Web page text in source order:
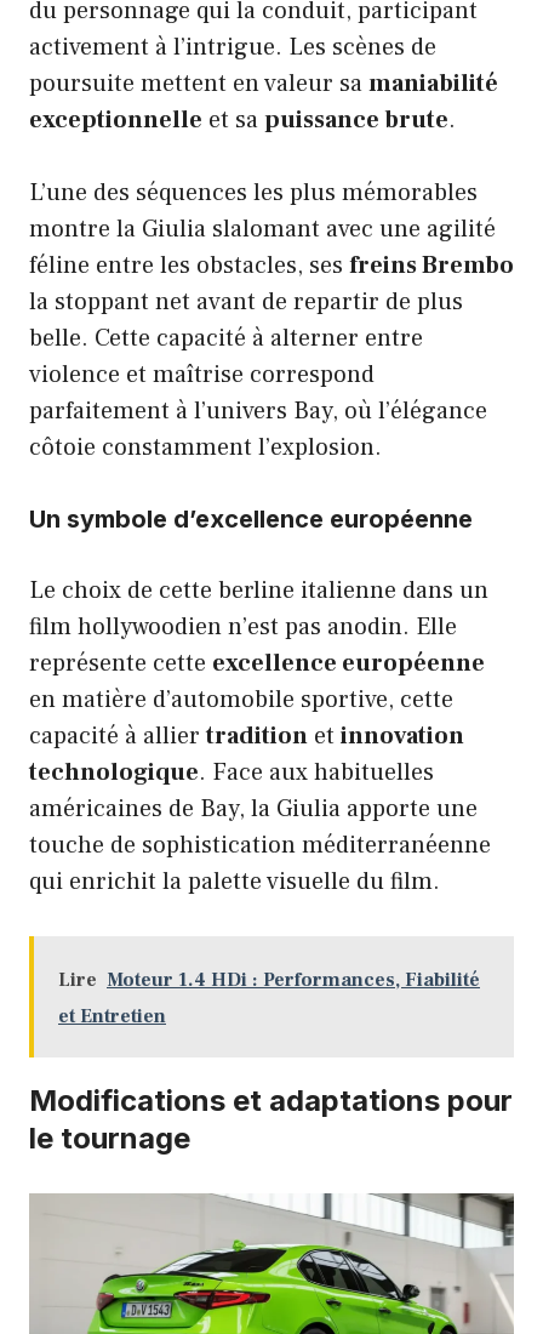
du personnage qui la conduit, participant
activement à l’intrigue. Les scènes de
poursuite mettent en valeur samaniabilité
exceptionnelle et sapuissance brute.
L’une des séquences les plus mémorables
montre la Giulia slalomant avec une agilité
féline entre les obstacles, ses freins Brembo
la stoppant net avant de repartir de plus
belle. Cette capacité à alterner entre
violence et maîtrise correspond
parfaitement à l’univers Bay, où l’élégance
côtoie constamment l’explosion.
Un symbole d’excellence européenne
Le choix de cette berline italienne dans un
film hollywoodien n’est pas anodin. Elle
représente cette excellence européenne
en matière d’automobile sportive, cette
capacité à alliertradition et innovation
technologique. Face aux habituelles
américaines de Bay, la Giulia apporte une
touche de sophistication méditerranéenne
qui enrichit la palette visuelle du film.
Lire Moteur 1.4 HDi : Performances, Fiabilité
et Entretien
Modifications et adaptations pour
le tournage